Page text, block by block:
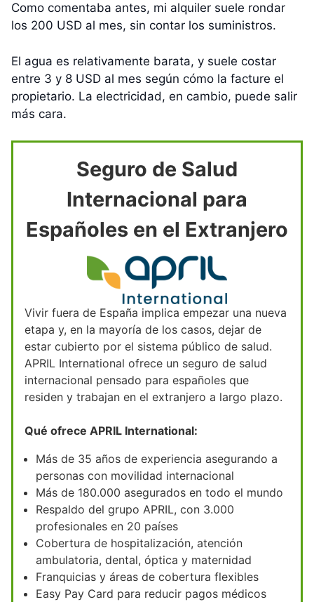
Como comentaba antes, mi alquiler suele rondar
los 200 USD al mes, sin contar los suministros.
El agua es relativamente barata, y suele costar
entre 3 y 8 USD al mes según cómo la facture el
propietario. La electricidad, en cambio, puede salir
más cara.
Seguro de Salud
Internacional para
Españoles en el Extranjero
Vivir fuera de España implica empezar una nueva
etapa y, en la mayoría de los casos, dejar de
estar cubierto por el sistema público de salud.
APRIL International ofrece un seguro de salud
internacional pensado para españoles que
residen y trabajan en el extranjero a largo plazo.
Qué ofrece APRIL International:
Más de 35 años de experiencia asegurando a
personas con movilidad internacional
Más de 180.000 asegurados en todo el mundo
Respaldo del grupo APRIL, con 3.000
profesionales en 20 países
Cobertura de hospitalización, atención
ambulatoria, dental, óptica y maternidad
Franquicias y áreas de cobertura flexibles
Easy Pay Card para reducir pagos médicos